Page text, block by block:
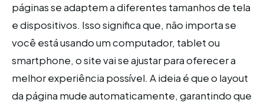
páginas se adaptem a diferentes tamanhos de tela
e dispositivos. Isso significa que, não importa se
você está usando um computador, tablet ou
smartphone, o site vai se ajustar para oferecer a
melhor experiência possível. A ideia é que o layout
da página mude automaticamente, garantindo que